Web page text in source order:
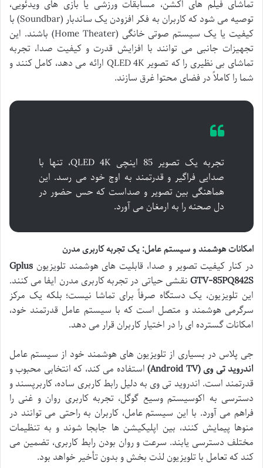
تماشای فیلم های اکشن، مسابقات ورزشی یا بازی های ویدئویی،
توصیه می شود که کاربران به فکر افزودن یک ساندبار (Soundbar) با
کیفیت یا یک سیستم صوتی خانگی (Home Theater) باشند. این
تجهیزات جانبی می توانند با افزایش قدرت و کیفیت صدا، تجربه
تماشای بی نظیری را که تصویر QLED 4K ارائه می دهد، کامل کنند و
شما را کاملاً در فضای محتوا غرق سازند.
تجربه یک تصویر 85 اینچی QLED 4K، تنها با
صدایی فراگیر و قدرتمند به اوج خود می رسد. این
هماهنگی بین تصویر و صداست که حس حضور در
دل صحنه را به ارمغان می آورد.
امکانات هوشمند و سیستم عامل: یک تجربه کاربری مدرن
در کنار کیفیت تصویر و صدا، قابلیت های هوشمند تلویزیون Gplus
GTV-85PQ842Sنقشی حیاتی در تجربه کاربری مدرن ایفا می کنند.
این تلویزیون، یک دستگاه صرفاً برای تماشا نیست؛ بلکه یک مرکز
سرگرمی هوشمند و متصل است که با سیستم عامل قدرتمند خود،
امکانات گسترده ای را در اختیار کاربران قرار می دهد.
جی پلاس در بسیاری از تلویزیون های هوشمند خود از سیستم عامل
اندروید تی وی (Android TV)
استفاده می کند، که انتخابی محبوب و
قدرتمند است. اندروید تی وی به دلیل رابط کاربری ساده، کاربرپسند و
دسترسی به اکوسیستم وسیع گوگل، تجربه کاربری روان و غنی را
فراهم می آورد. با این سیستم عامل، کاربران به راحتی می توانند در
منوها پیمایش کنند، بین اپلیکیشن ها جابجا شوند و به تنظیمات
مختلف دسترسی یابند. سرعت و روان بودن رابط کاربری، تضمین می
کند که تعامل با تلویزیون لذت بخش و بدون تأخیر خواهد بود.